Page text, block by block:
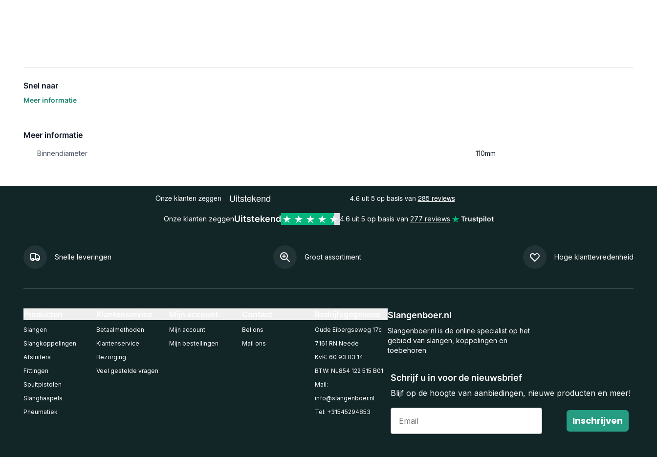
Snel naar
Meer informatie
Meer informatie
Binnendiameter 110mm
Onze klanten zeggenUitstekend 4.6 uit 5 op basis van 277 reviews Trustpilot
Snelle leveringen Groot assortiment Hoge klanttevredenheid
Schrijf u in voor de nieuwsbrief
Blijf op de hoogte van aanbiedingen, nieuwe producten en meer!
Email
Inschrijven
Slangenboer.nl
Slangenboer.nl is de online specialist op het
gebied van slangen, koppelingen en
toebehoren.
Slangen
Slangkoppelingen
Afsluiters
Fittingen
Spuitpistolen
Slanghaspels
Pneumatiek
Betaalmethoden
Klantenservice
Bezorging
Veel gestelde vragen
Mijn account
Mijn bestellingen
Bel ons
Mail ons
Oude Eibergseweg 17c
7161 RN Neede
KvK: 60 93 03 14
BTW: NL854 122 515 B01
Mail:
info@slangenboer.nl
Tel: +31545294853